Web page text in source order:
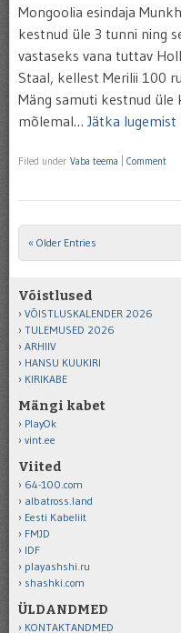
Mongoolia esindaja
kestnud üle 3 tunni ning
vastaseks vana tuttav
Staal, kellest Merilii 100
Mäng samuti kestnud
mõlemal… Jätka lugemist
Filed under Vaba teema Comment
Post navigation
« Older Entries
Võistlused
VÕISTLUSKALENDER 2026
TULEMUSED 2026
ARHIIV
HANSU KUUKIRI
KIRIKABE
Mängi kabet
PlayOk
vint.ee
Viited
64-100.com
albatross.land
Eesti Kabeliit
FMJD
IDF
playashshi.ru
shashki.com
ÜLDANDMED
KONTAKTANDMED